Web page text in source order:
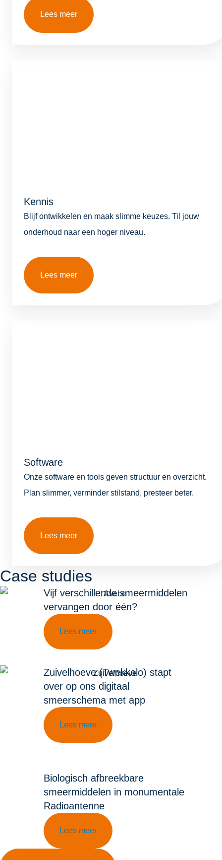
Lees meer
Kennis
Blijf ontwikkelen en maak slimme keuzes. Til jouw
onderhoud naar een hoger niveau.
Lees meer
Software
Onze software en tools geven structuur en overzicht.
Plan slimmer, verminder stilstand, presteer beter.
Lees meer
Case studies
Vijf verschillende smeermiddelen
vervangen door één?
Lees meer
Zuivelhoeve (Twekkelo) stapt
over op ons digitaal
smeerschema met app
Lees meer
Biologisch afbreekbare
smeermiddelen in monumentale
Radioantenne
Lees meer